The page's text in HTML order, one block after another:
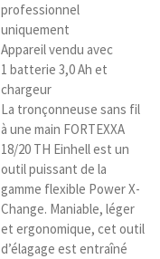
professionnel
uniquement
Appareil vendu avec
1 batterie 3,0 Ah et
chargeur
La tronçonneuse sans fil
à une main FORTEXXA
18/20 TH Einhell est un
outil puissant de la
gamme flexible Power X-
Change. Maniable, léger
et ergonomique, cet outil
d’élagage est entraîné